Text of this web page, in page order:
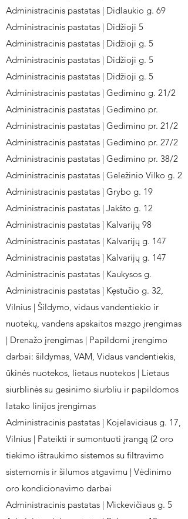
Administracinis pastatas | Didlaukio g. 69
Administracinis pastatas | Didžioji 5
Administracinis pastatas | Didžioji g. 5
Administracinis pastatas | Didžioji g. 5
Administracinis pastatas | Didžioji g. 5
Administracinis pastatas | Gedimino g. 21/2
Administracinis pastatas | Gedimino pr.
Administracinis pastatas | Gedimino pr. 21/2
Administracinis pastatas | Gedimino pr. 27/2
Administracinis pastatas | Gedimino pr. 38/2
Administracinis pastatas | Geležinio Vilko g. 2
Administracinis pastatas | Grybo g. 19
Administracinis pastatas | Jakšto g. 12
Administracinis pastatas | Kalvarijų 98
Administracinis pastatas | Kalvarijų g. 147
Administracinis pastatas | Kalvarijų g. 147
Administracinis pastatas | Kaukysos g.
Administracinis pastatas | Kęstučio g. 32,
Vilnius | Šildymo, vidaus vandentiekio ir
nuotekų, vandens apskaitos mazgo įrengimas
| Drenažo įrengimas | Papildomi įrengimo
darbai: šildymas, VAM, Vidaus vandentiekis,
ūkinės nuotekos, lietaus nuotekos | Lietaus
siurblinės su gesinimo siurbliu ir papildomos
latako linijos įrengimas
Administracinis pastatas | Kojelaviciaus g. 17,
Vilnius | Pateikti ir sumontuoti įrangą (2 oro
tiekimo ištraukimo sistemos su filtravimo
sistemomis ir šilumos atgavimu | Vėdinimo
oro kondicionavimo darbai
Administracinis pastatas | Mickevičiaus g. 5